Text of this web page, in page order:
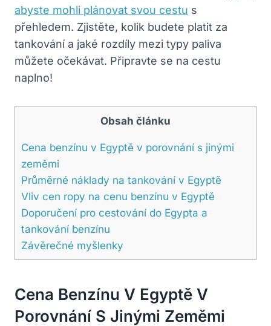
abyste mohli plánovat svou cestu s
přehledem. Zjistěte, kolik budete platit za
tankování a jaké rozdíly mezi typy paliva
můžete očekávat. Připravte se na cestu
naplno!
Obsah článku
Cena benzínu v Egyptě v porovnání s jinými
zeměmi
Průměrné náklady na tankování v Egyptě
Vliv cen ropy na cenu benzínu v Egyptě
Doporučení pro cestování do Egypta a
tankování benzínu
Závěrečné myšlenky
Cena Benzínu V Egyptě V
Porovnání S Jinými Zeměmi